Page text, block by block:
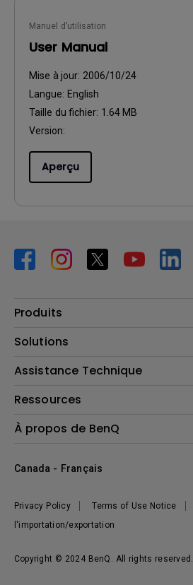
Manuel d’utilisation
User Manual
Mise à jour: 2006/10/24
Langue: English
Taille du fichier: 1.64 MB
Version:
Aperçu
Produits
Vidéoprojecteurs
Éclairage
Haut-parleur
Solutions
Business Display
Assistance Technique
Contactez-nous
Recycling
Ressources
Centre de connaissances
À propos de BenQ
Développement durable
Copyright © 2024 BenQ. All rights reserved.
Privacy Policy Terms of Use Notice
l'importation/exportation
Canada - Français